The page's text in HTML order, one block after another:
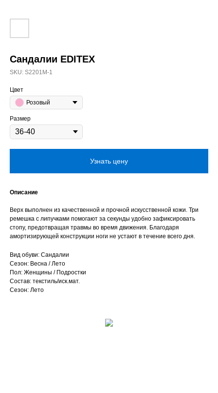
Сандалии EDITEX
SKU: S2201M-1
Цвет
Розовый
Размер
Узнать цену
Описание
Верх выполнен из качественной и прочной искусственной кожи. Три
ремешка с липучками помогают за секунды удобно зафиксировать
стопу, предотвращая травмы во время движения. Благодаря
амортизирующей конструкции ноги не устают в течение всего дня.
Вид обуви: Сандалии
Сезон: Весна / Лето
Пол: Женщины / Подростки
Состав: текстиль/иск.мат.
Сезон: Лето